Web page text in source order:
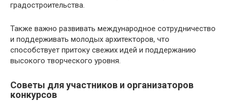
градостроительства.
Также важно развивать международное сотрудничество
и поддерживать молодых архитекторов, что
способствует притоку свежих идей и поддержанию
высокого творческого уровня.
Советы для участников и организаторов
конкурсов